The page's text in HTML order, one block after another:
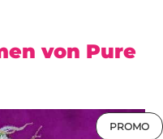
von Pure
PROMO